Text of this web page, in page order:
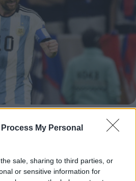
My Personal
sale, sharing to third parties, or
or sensitive information for
Ροζάριο! (VIdeos)
της ανιψιάς έφερε
του που τον…